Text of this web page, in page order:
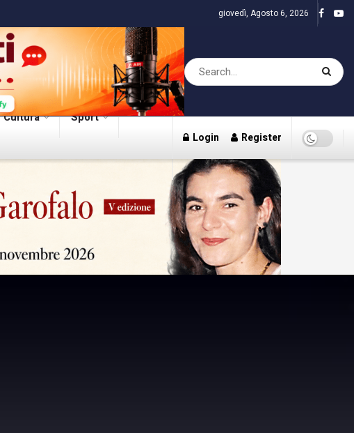
giovedì, Agosto 6, 2026
Cultura Sport
Login Register